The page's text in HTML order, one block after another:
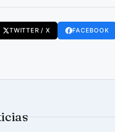
TWITTER / X FACEBOOK